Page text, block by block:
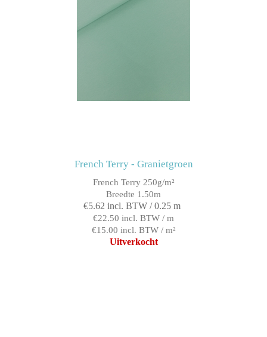
French Terry - Granietgroen
French Terry 250g/m²
Breedte 1.50m
€5.62 incl. BTW / 0.25 m
€22.50 incl. BTW / m
€15.00 incl. BTW / m²
Uitverkocht